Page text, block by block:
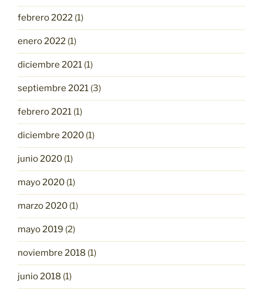
febrero 2022 (1)
enero 2022 (1)
diciembre 2021 (1)
septiembre 2021 (3)
febrero 2021 (1)
diciembre 2020 (1)
junio 2020 (1)
mayo 2020 (1)
marzo 2020 (1)
mayo 2019 (2)
noviembre 2018 (1)
junio 2018 (1)